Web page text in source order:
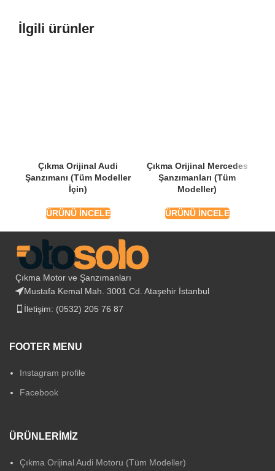
İlgili ürünler
Çıkma Orijinal Audi
Şanzımanı (Tüm Modeller
İçin)
ÜRÜNÜ İNCELE
Çıkma Orijinal Mercedes
Şanzımanları (Tüm
Modeller)
ÜRÜNÜ İNCELE
Çıkma Motor ve Şanzımanları
Mustafa Kemal Mah. 3001 Cd. Ataşehir İstanbul
İletişim: (0532) 205 76 87
FOOTER MENU
Instagram profile
Facebook
ÜRÜNLERIMIZ
Çıkma Orijinal Audi Motoru (Tüm Modeller)